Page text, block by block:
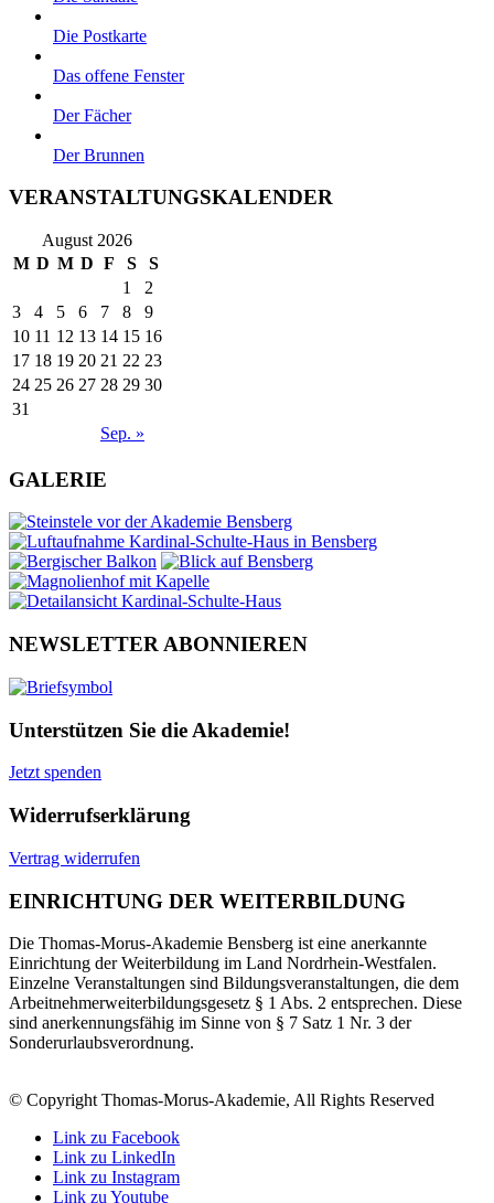
Die Postkarte
Das offene Fenster
Der Fächer
Der Brunnen
VERANSTALTUNGSKALENDER
August 2026
M D M D F S S
Sep. »
1
2
3
4 5 6 7 8
9
10 11 12 13 14 15 16
17 18 19 20 21 22 23
24 25 26 27 28 29 30
31
GALERIE
NEWSLETTER ABONNIEREN
Unterstützen Sie die Akademie!
Jetzt spenden
Widerrufserklärung
Vertrag widerrufen
EINRICHTUNG DER WEITERBILDUNG
Die Thomas-Morus-Akademie Bensberg ist eine anerkannte
Einrichtung der Weiterbildung im Land Nordrhein-Westfalen.
Einzelne Veranstaltungen sind Bildungsveranstaltungen, die dem
Arbeitnehmerweiterbildungsgesetz § 1 Abs. 2 entsprechen. Diese
sind anerkennungsfähig im Sinne von § 7 Satz 1 Nr. 3 der
Sonderurlaubsverordnung.
© Copyright Thomas-Morus-Akademie, All Rights Reserved
Link zu Facebook
Link zu LinkedIn
Link zu Instagram
Link zu Youtube